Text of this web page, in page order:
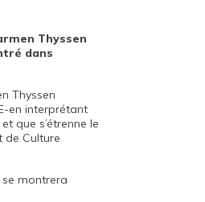
Thyssen
dans
Thyssen
en interprétant
que s’étrenne le
de Culture
montrera